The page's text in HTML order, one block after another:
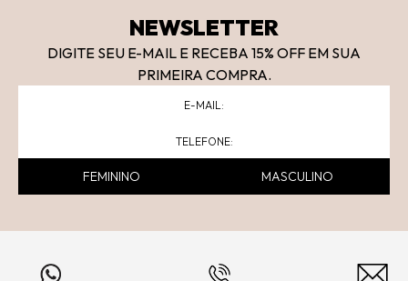
NEWSLETTER
DIGITE SEU E-MAIL E RECEBA 15% OFF EM SUA
PRIMEIRA COMPRA.
FEMININO MASCULINO